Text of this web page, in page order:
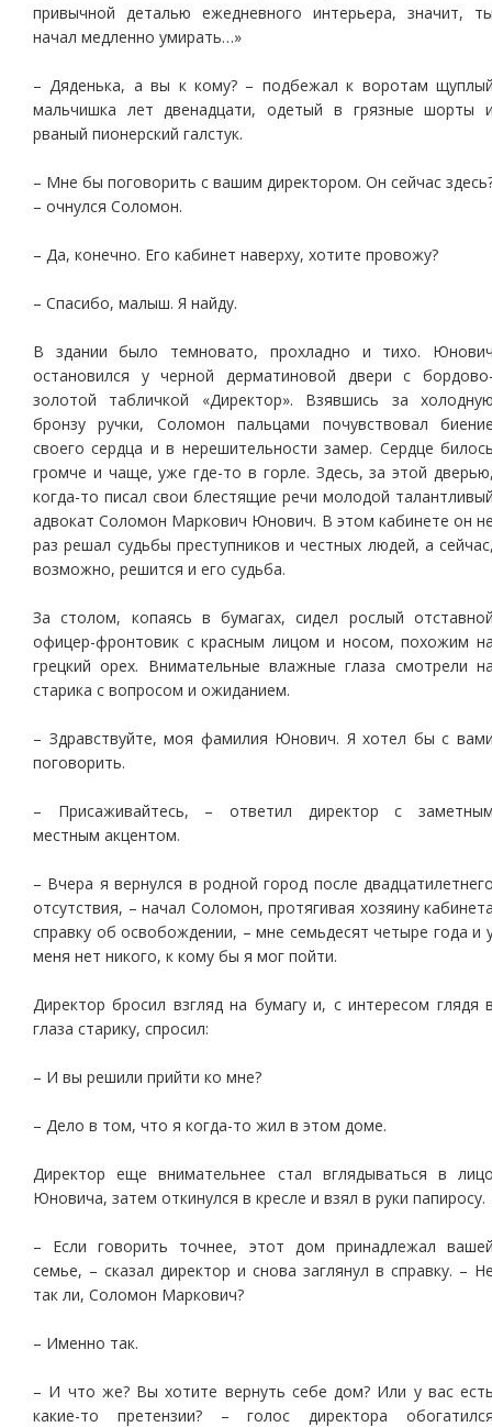
привычной деталью ежедневного интерьера, значит,
начал медленно умирать…»
– Дяденька, а вы к кому? – подбежал к воротам
мальчишка лет двенадцати, одетый в грязные шорты
рваный пионерский галстук.
– Мне бы поговорить с вашим директором. Он сейчас
– очнулся Соломон.
– Да, конечно. Его кабинет наверху, хотите провожу?
– Спасибо, малыш. Я найду.
В здании было темновато, прохладно и тихо.
остановился у черной дерматиновой двери с
золотой табличкой «Директор». Взявшись за
бронзу ручки, Соломон пальцами почувствовал
своего сердца и в нерешительности замер. Сердце
громче и чаще, уже где-то в горле. Здесь, за этой
когда-то писал свои блестящие речи молодой
адвокат Соломон Маркович Юнович. В этом кабинете он
раз решал судьбы преступников и честных людей, а
возможно, решится и его судьба.
За столом, копаясь в бумагах, сидел рослый
офицер-фронтовик с красным лицом и носом, похожим
грецкий орех. Внимательные влажные глаза смотрели
старика с вопросом и ожиданием.
– Здравствуйте, моя фамилия Юнович. Я хотел бы с
поговорить.
– Присаживайтесь, – ответил директор с
местным акцентом.
– Вчера я вернулся в родной город после
отсутствия, – начал Соломон, протягивая хозяину
справку об освобождении, – мне семьдесят четыре года и
меня нет никого, к кому бы я мог пойти.
Директор бросил взгляд на бумагу и, с интересом глядя
глаза старику, спросил:
– И вы решили прийти ко мне?
– Дело в том, что я когда-то жил в этом доме.
Директор еще внимательнее стал вглядываться в
Юновича, затем откинулся в кресле и взял в руки папиросу.
– Если говорить точнее, этот дом принадлежал
семье, – сказал директор и снова заглянул в справку. –
так ли, Соломон Маркович?
– Именно так.
– И что же? Вы хотите вернуть себе дом? Или у вас
какие-то претензии? – голос директора